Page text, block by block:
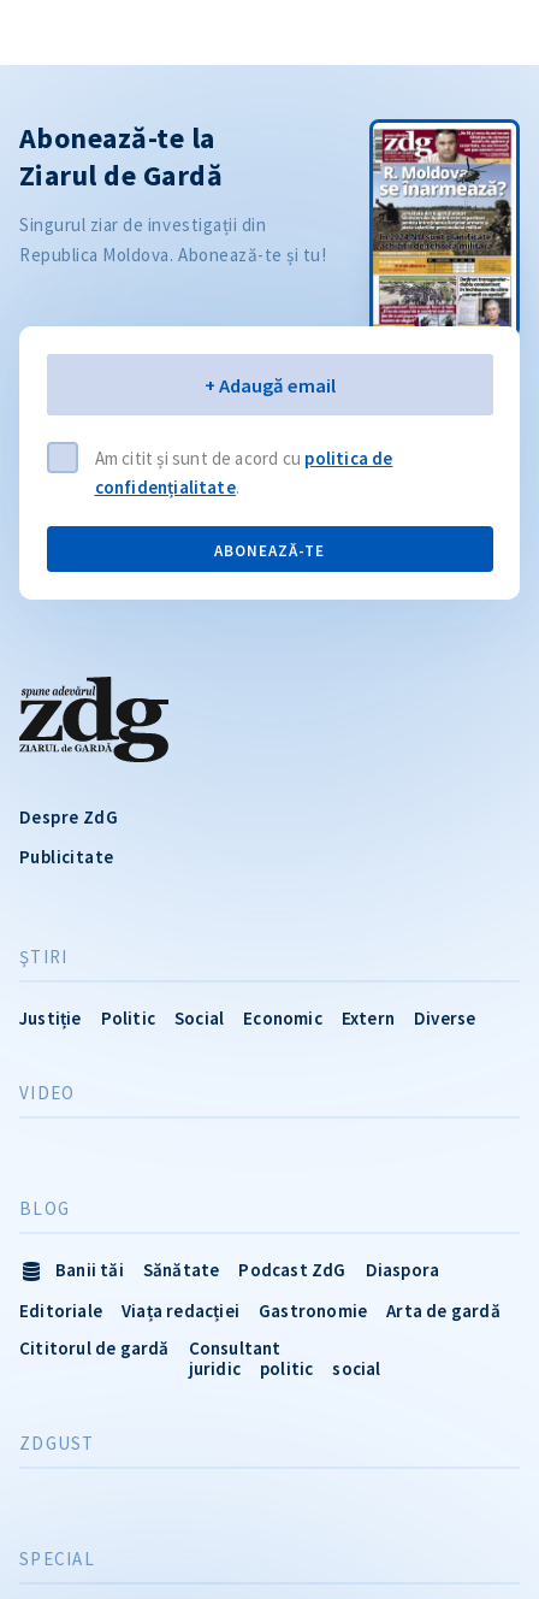
Despre ZdG
Publicitate
ŞTIRI
Justiție Politic Social Economic Extern Diverse
VIDEO
SPECIAL
BLOG
Banii tăi Sănătate Podcast ZdG
Diaspora
Editoriale
Viața redacției Gastronomie
Arta de gardă
Cititorul de gardă
Consultant
juridic
politic social
ZDGUST
Abonează-te la
Ziarul de Gardă
Singurul ziar de investigații din
Republica Moldova. Abonează-te și tu!
+ Adaugă email
Am citit și sunt de acord cu politica de
confidențialitate.
ABONEAZĂ-TE